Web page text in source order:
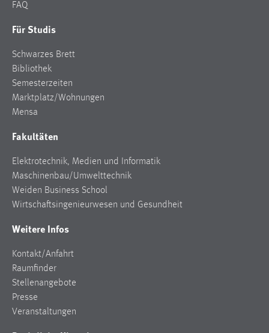
FAQ
Für Studis
Schwarzes Brett
Bibliothek
Semesterzeiten
Marktplatz/Wohnungen
Mensa
Fakultäten
Elektrotechnik, Medien und Informatik
Maschinenbau/Umwelttechnik
Weiden Business School
Wirtschaftsingenieurwesen und Gesundheit
Weitere Infos
Kontakt/Anfahrt
Raumfinder
Stellenangebote
Presse
Veranstaltungen